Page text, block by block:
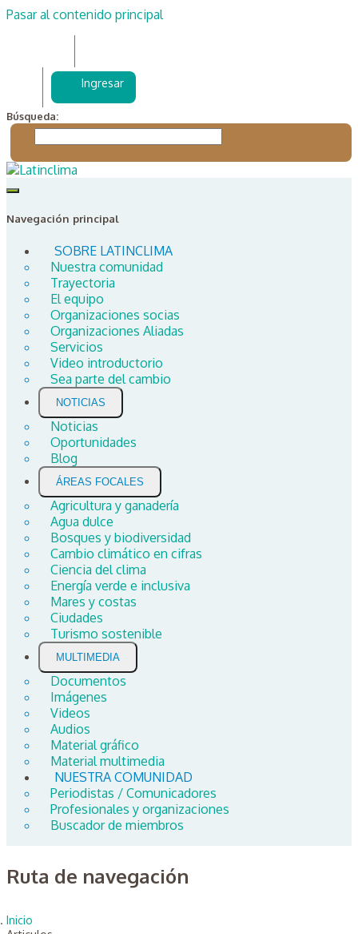
Pasar al contenido principal
Ingresar
Búsqueda:
Navegación principal
SOBRE LATINCLIMA
Nuestra comunidad
Trayectoria
El equipo
Organizaciones socias
Organizaciones Aliadas
Servicios
Video introductorio
Sea parte del cambio
NOTICIAS
Noticias
Oportunidades
Blog
ÁREAS FOCALES
Agricultura y ganadería
Agua dulce
Bosques y biodiversidad
Cambio climático en cifras
Ciencia del clima
Energía verde e inclusiva
Mares y costas
Ciudades
Turismo sostenible
MULTIMEDIA
Documentos
Imágenes
Videos
Audios
Material gráfico
Material multimedia
NUESTRA COMUNIDAD
Periodistas / Comunicadores
Profesionales y organizaciones
Buscador de miembros
Ruta de navegación
Inicio